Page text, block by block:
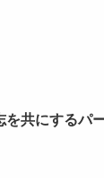
共にするパ